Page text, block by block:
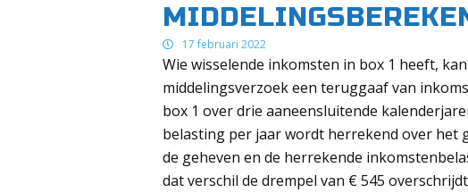
17 februari 2022
Wie wisselende inkomsten in box 1 heeft,
middelingsverzoek een teruggaaf van
box 1 over drie aaneensluitende
belasting per jaar wordt herrekend over het
de geheven en de herrekende
dat verschil de drempel van € 545